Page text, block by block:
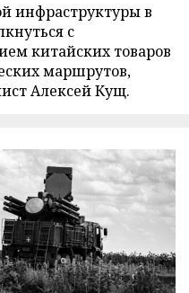
инфраструктуры в
с
китайских товаров
маршрутов,
Алексей Кущ.